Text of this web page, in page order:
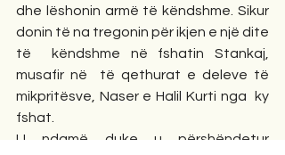
dhe lëshonin armë të këndshme. Sikur
donin të na tregonin për ikjen e një dite
të  këndshme në fshatin Stankaj,
musafir në  të qethurat e deleve të
mikpritësve, Naser e Halil Kurti nga  ky
fshat.
U ndamë duke u përshëndetur